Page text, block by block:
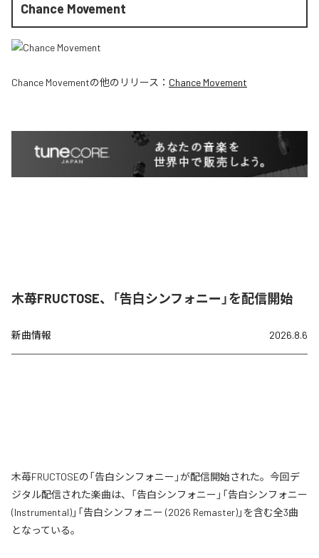
Chance Movement
Chance Movementの他のリリース： Chance Movement
木苺FRUCTOSE、「告白シンフォニー」を配信開始
新曲情報 2026.8.6
木苺FRUCTOSEの「告白シンフォニー」が配信開始された。今回デ
ジタル配信された楽曲は、「告白シンフォニー」「告白シンフォニー
(Instrumental)」「告白シンフォニー (2026 Remaster)」を含む全3曲
となっている。